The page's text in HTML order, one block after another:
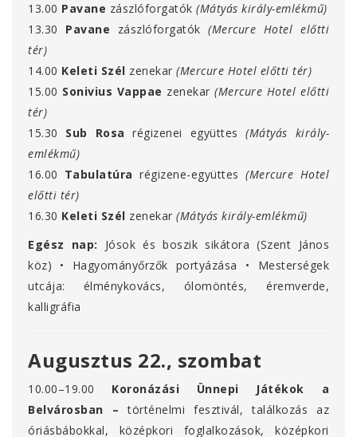
13.00 Pavane zászlóforgatók (Mátyás király-emlékmű)
13.30
Pavane zászlóforgatók (Mercure Hotel előtti
tér)
14.00 Keleti Szél zenekar (Mercure Hotel előtti tér)
15.00 Sonivius Vappae zenekar (Mercure Hotel előtti
tér)
15.30
Sub Rosa régizenei együttes (Mátyás király-
emlékmű)
16.00 Tabulatúra régizene-együttes (Mercure Hotel
előtti tér)
16.30 Keleti Szél zenekar (Mátyás király-emlékmű)
Egész nap:
Jósok és boszik sikátora (Szent János
köz) • Hagyományőrzők portyázása • Mesterségek
utcája: élménykovács, ólomöntés, éremverde,
kalligráfia
Augusztus 22., szombat
10.00–19.00
Koronázási Ünnepi Játékok a
Belvárosban –
történelmi fesztivál,találkozás az
óriásbábokkal, középkori foglalkozások, középkori